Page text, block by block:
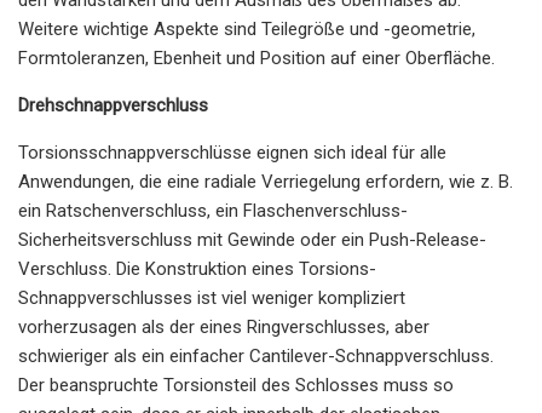
Weitere wichtige Aspekte sind Teilegröße und -geometrie,
Formtoleranzen, Ebenheit und Position auf einer Oberfläche.
Drehschnappverschluss
Torsionsschnappverschlüsse eignen sich ideal für alle
Anwendungen, die eine radiale Verriegelung erfordern, wie z. B.
ein Ratschenverschluss, ein Flaschenverschluss-
Sicherheitsverschluss mit Gewinde oder ein Push-Release-
Verschluss. Die Konstruktion eines Torsions-
Schnappverschlusses ist viel weniger kompliziert
vorherzusagen als der eines Ringverschlusses, aber
schwieriger als ein einfacher Cantilever-Schnappverschluss.
Der beanspruchte Torsionsteil des Schlosses muss so